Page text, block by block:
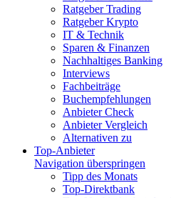
Ratgeber Trading
Ratgeber Krypto
IT & Technik
Sparen & Finanzen
Nachhaltiges Banking
Interviews
Fachbeiträge
Buchempfehlungen
Anbieter Check
Anbieter Vergleich
Alternativen zu
Top-Anbieter
Navigation überspringen
Tipp des Monats
Top-Direktbank